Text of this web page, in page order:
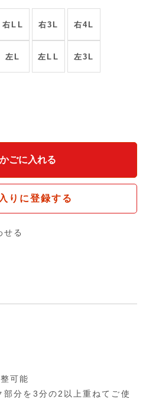
右LL 右3L 右4L
左L 左LL 左3L
りに登録する
せる
可能
分を3分の2以上重ねてご使